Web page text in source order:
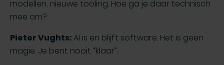
modellen, nieuwe tooling. Hoe ga je daar technisch
mee om?
Pieter Vughts:AI is en blijft software. Het is geen
magie. Je bent nooit “klaar”.